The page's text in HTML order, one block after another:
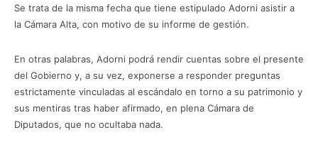
Se trata de la misma fecha que tiene estipulado Adorni asistir a
la Cámara Alta, con motivo de su informe de gestión.
En otras palabras, Adorni podrá rendir cuentas sobre el presente
del Gobierno y, a su vez, exponerse a responder preguntas
estrictamente vinculadas al escándalo en torno a su patrimonio y
sus mentiras tras haber afirmado, en plena Cámara de
Diputados, que no ocultaba nada.